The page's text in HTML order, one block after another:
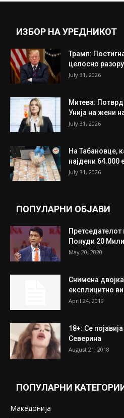
ИЗБОР НА УРЕДНИКОТ
Трамп:
целосно
July 31, 2026
Митева:
Унија на жени
July 31, 2026
На Табановце,
најдени 64.000
July 31, 2026
ПОПУЛАРНИ ОБЈАВИ
Понуди 20
May 20, 2020
Снимена
експлицитно
April 24, 2019
18+: Се
Северина
August 21, 2018
ПОПУЛАРНИ
Македонија